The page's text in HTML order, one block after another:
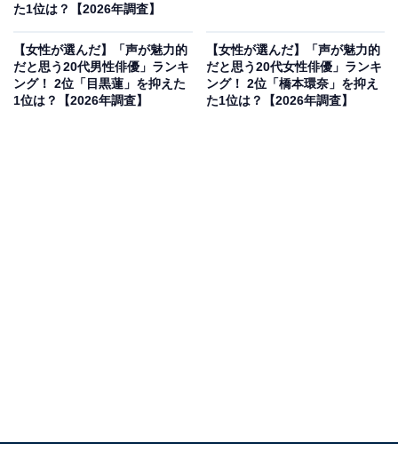
「日本人らしくもありながら海外ぽい美しさも垣間
見える横顔」（20代女性／大阪府）
た1位は？【2026年調査】
【女性が選んだ】「声が魅力的
だと思う20代男性俳優」ランキ
ング！ 2位「目黒蓮」を抑えた
1位は？【2026年調査】
【女性が選んだ】「声が魅力的
だと思う20代女性俳優」ランキ
ング！ 2位「橋本環奈」を抑え
た1位は？【2026年調査】